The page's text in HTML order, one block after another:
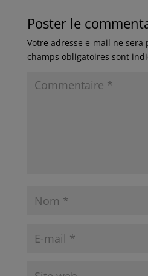
Poster le
Votre adresse e-mail ne sera
champs obligatoires sont